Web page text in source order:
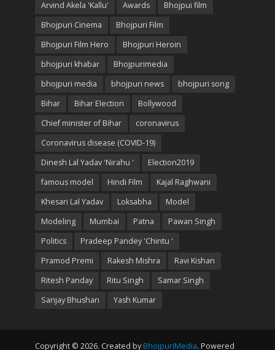
Arvind Akela 'Kallu'
Awards
Bhojpui film
Bhojpuri Cinema
Bhojpuri Film
Bhojpuri Film Hero
Bhojpuri Heroin
bhojpuri khabar
Bhojpurimedia
bhojpuri media
bhojpuri news
bhojpuri song
Bihar
Bihar Election
Bollywood
Chief minister of Bihar
coronavirus
Coronavirus disease (COVID-19)
Dinesh Lal Yadav 'Nirahu '
Election2019
famous model
Hindi Film
Kajal Raghwani
Khesari Lal Yadav
Loksabha
Model
Modeling
Mumbai Patna
Pawan Singh
Politics
Pradeep Pandey 'Chintu '
Pramod Premi
Rakesh Mishra
Ravi Kishan
Ritesh Panday
Ritu Singh
Samar Singh
Sanjay Bhushan
Yash Kumar
Copyright © 2026. Created by BhojpuriMedia. Powered